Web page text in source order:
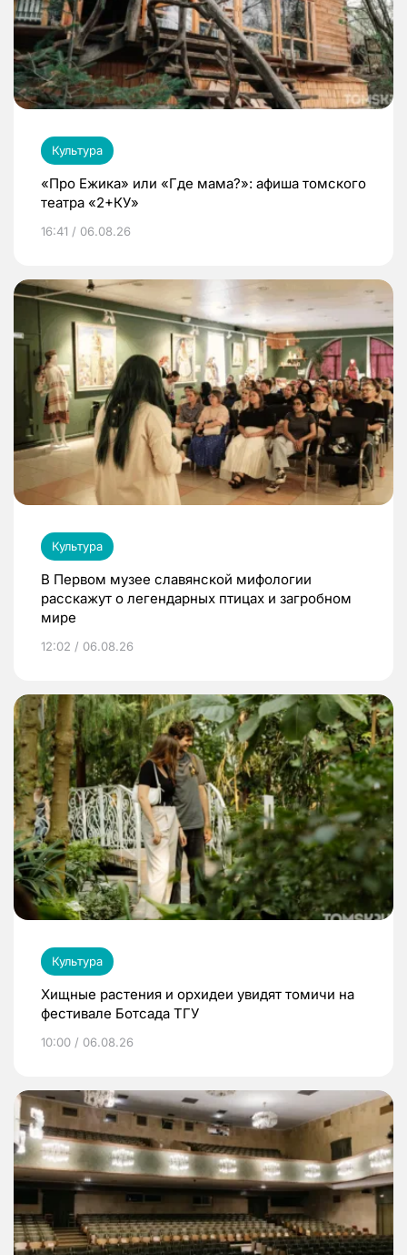
Культура
«Про Ежика» или «Где мама?»: афиша томского
театра «2+КУ»
16:41 / 06.08.26
Культура
В Первом музее славянской мифологии
расскажут о легендарных птицах и загробном
мире
12:02 / 06.08.26
Культура
Хищные растения и орхидеи увидят томичи на
фестивале Ботсада ТГУ
10:00 / 06.08.26